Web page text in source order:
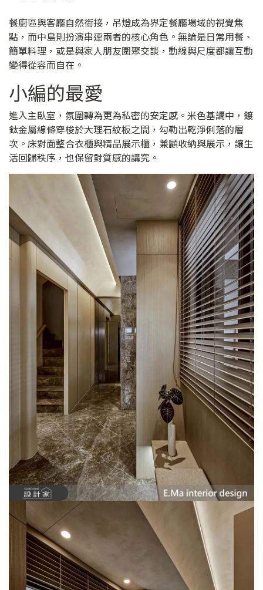
餐廚區與客廳自然銜接，吊燈成為界定餐廳場域的視覺焦
點，而中島則扮演串連兩者的核心角色。無論是日常用餐、
簡單料理，或是與家人朋友圍聚交談，動線與尺度都讓互動
變得從容而自在。
小編的最愛
進入主臥室，氛圍轉為更為私密的安定感。米色基調中，鍍
鈦金屬線條穿梭於大理石紋板之間，勾勒出乾淨俐落的層
次。床對面整合衣櫃與精品展示櫃，兼顧收納與展示，讓生
活回歸秩序，也保留對質感的講究。